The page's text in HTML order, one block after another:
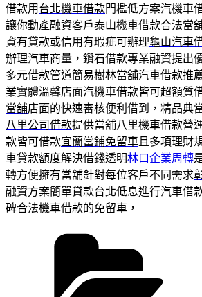
借款用 台北機車借款門檻低方案汽機車
讓你動產融資客戶泰山機車借款合法當
資有貸款或信用有瑕疵可辦理龜山汽車
辦理汽車商量，鑽石借款專業融資提出
多元借款管道簡易樹林當舖汽車借款推
業實體溫馨店面汽機車借款皆可超額質
當舖店面的快速審核便利借到，精品典
八里公司借款提供當舖八里機車借款營
款皆可借款宜蘭當鋪免留車 且多項理財
車貸款額度解決借錢透明林口企業周轉
轉方便擁有當舖針對每位客戶不同需求
融資方案簡單貸款台北低息進行汽車借
碑合法機車借款的免留車，